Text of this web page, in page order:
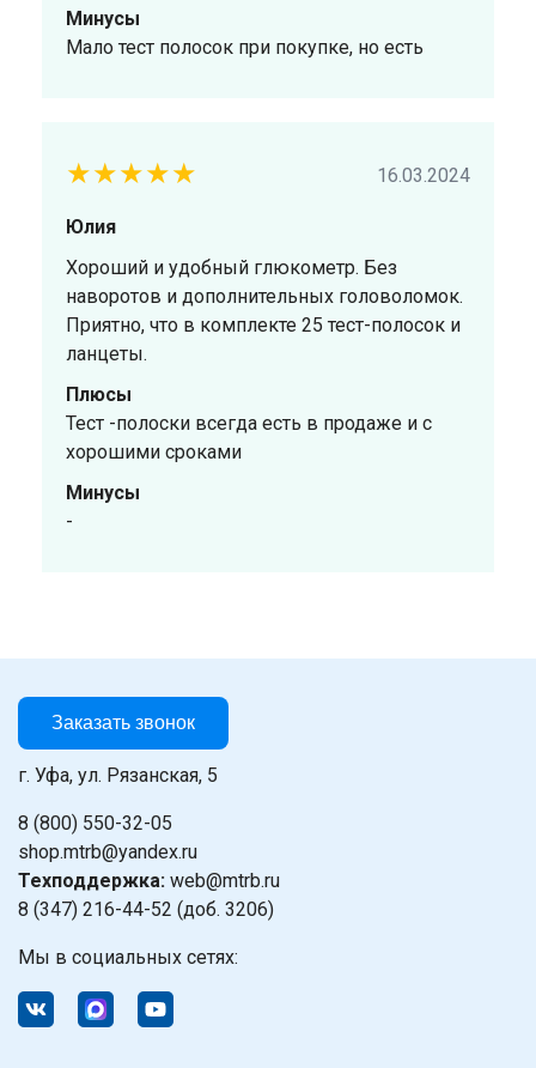
Минусы
Мало тест полосок при покупке, но есть
★★★★★ 16.03.2024
Юлия
Хороший и удобный глюкометр. Без
наворотов и дополнительных головоломок.
Приятно, что в комплекте 25 тест-полосок и
ланцеты.
Плюсы
Тест -полоски всегда есть в продаже и с
хорошими сроками
Минусы
-
Заказать звонок
г. Уфа, ул. Рязанская, 5
8 (800) 550-32-05
shop.mtrb@yandex.ru
Техподдержка: web@mtrb.ru
8 (347) 216-44-52 (доб. 3206)
Мы в социальных сетях: